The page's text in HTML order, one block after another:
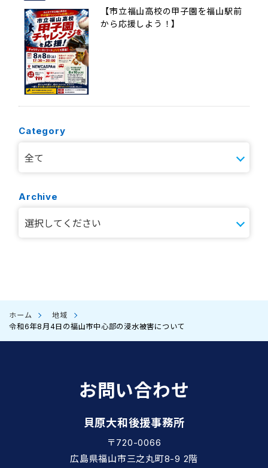
【市立福山高校の甲子園を福山駅前
から応援しよう！】
Category
Archive
ホーム
地域
令和6年8月4日の福山市中心部の浸水被害について
お問い合わせ
貝原大和後援事務所
〒720-0066
広島県福山市三之丸町8-9 2階